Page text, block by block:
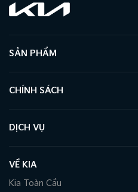
SẢN PHẨM
CHÍNH SÁCH
DỊCH VỤ
VỀ KIA
Kia Toàn Cầu